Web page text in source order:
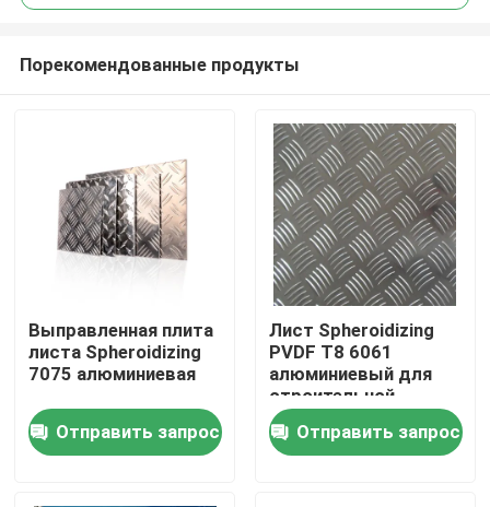
Дома
О Компании
Контакты
Порекомендованные продукты
Выправленная плита
листа Spheroidizing
7075 алюминиевая
Отправить запрос
Лист Spheroidizing
PVDF T8 6061
алюминиевый для
строительной
конструкции
Отправить запрос